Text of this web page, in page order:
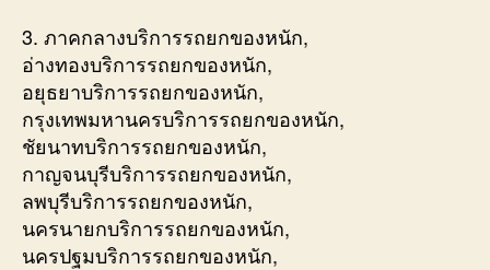
3. ภาคกลางบริการรถยกของหนัก,
อ่างทองบริการรถยกของหนัก,
อยุธยาบริการรถยกของหนัก,
กรุงเทพมหานครบริการรถยกของหนัก,
ชัยนาทบริการรถยกของหนัก,
กาญจนบุรีบริการรถยกของหนัก,
ลพบุรีบริการรถยกของหนัก,
นครนายกบริการรถยกของหนัก,
นครปฐมบริการรถยกของหนัก,